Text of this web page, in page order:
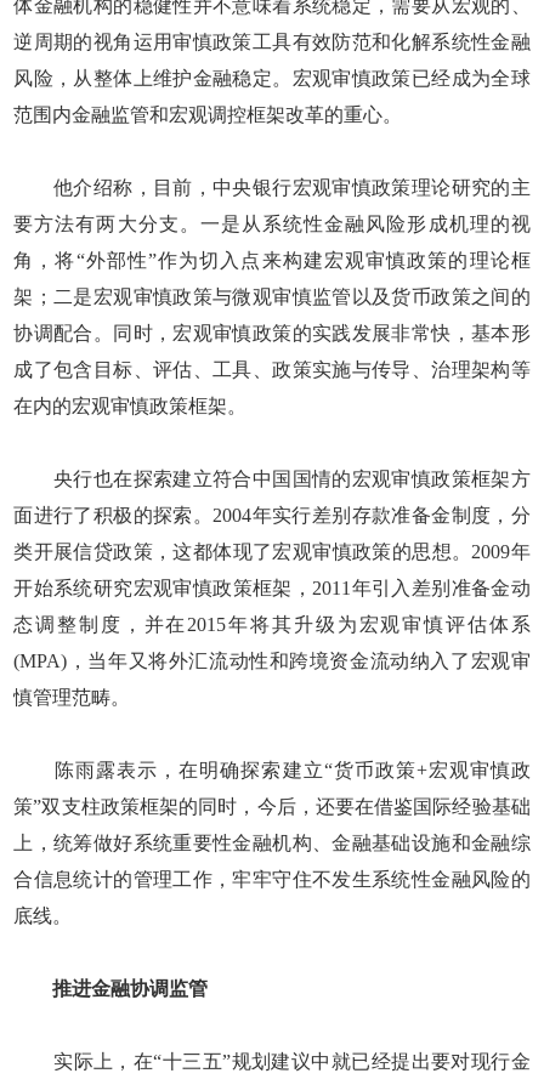
体金融机构的稳健性并不意味着系统稳定，需要从宏观的、
逆周期的视角运用审慎政策工具有效防范和化解系统性金融
风险，从整体上维护金融稳定。宏观审慎政策已经成为全球
范围内金融监管和宏观调控框架改革的重心。
他介绍称，目前，中央银行宏观审慎政策理论研究的主
要方法有两大分支。一是从系统性金融风险形成机理的视
角，将“外部性”作为切入点来构建宏观审慎政策的理论框
架；二是宏观审慎政策与微观审慎监管以及货币政策之间的
协调配合。同时，宏观审慎政策的实践发展非常快，基本形
成了包含目标、评估、工具、政策实施与传导、治理架构等
在内的宏观审慎政策框架。
央行也在探索建立符合中国国情的宏观审慎政策框架方
面进行了积极的探索。2004年实行差别存款准备金制度，分
类开展信贷政策，这都体现了宏观审慎政策的思想。2009年
开始系统研究宏观审慎政策框架，2011年引入差别准备金动
态调整制度，并在2015年将其升级为宏观审慎评估体系
(MPA)，当年又将外汇流动性和跨境资金流动纳入了宏观审
慎管理范畴。
陈雨露表示，在明确探索建立“货币政策+宏观审慎政
策”双支柱政策框架的同时，今后，还要在借鉴国际经验基础
上，统筹做好系统重要性金融机构、金融基础设施和金融综
合信息统计的管理工作，牢牢守住不发生系统性金融风险的
底线。
推进金融协调监管
实际上，在“十三五”规划建议中就已经提出要对现行金